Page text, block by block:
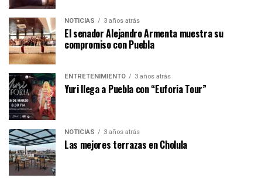
NOTICIAS 3 años atrás
El senador Alejandro Armenta muestra su
compromiso con Puebla
ENTRETENIMIENTO 3 años atrás
Yuri llega a Puebla con “Euforia Tour”
NOTICIAS 3 años atrás
Las mejores terrazas en Cholula